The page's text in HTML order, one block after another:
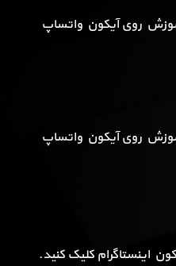
آموزش روی آیکون واتساپ
آموزش روی آیکون واتساپ
اینستاگرام کلیک کنید.